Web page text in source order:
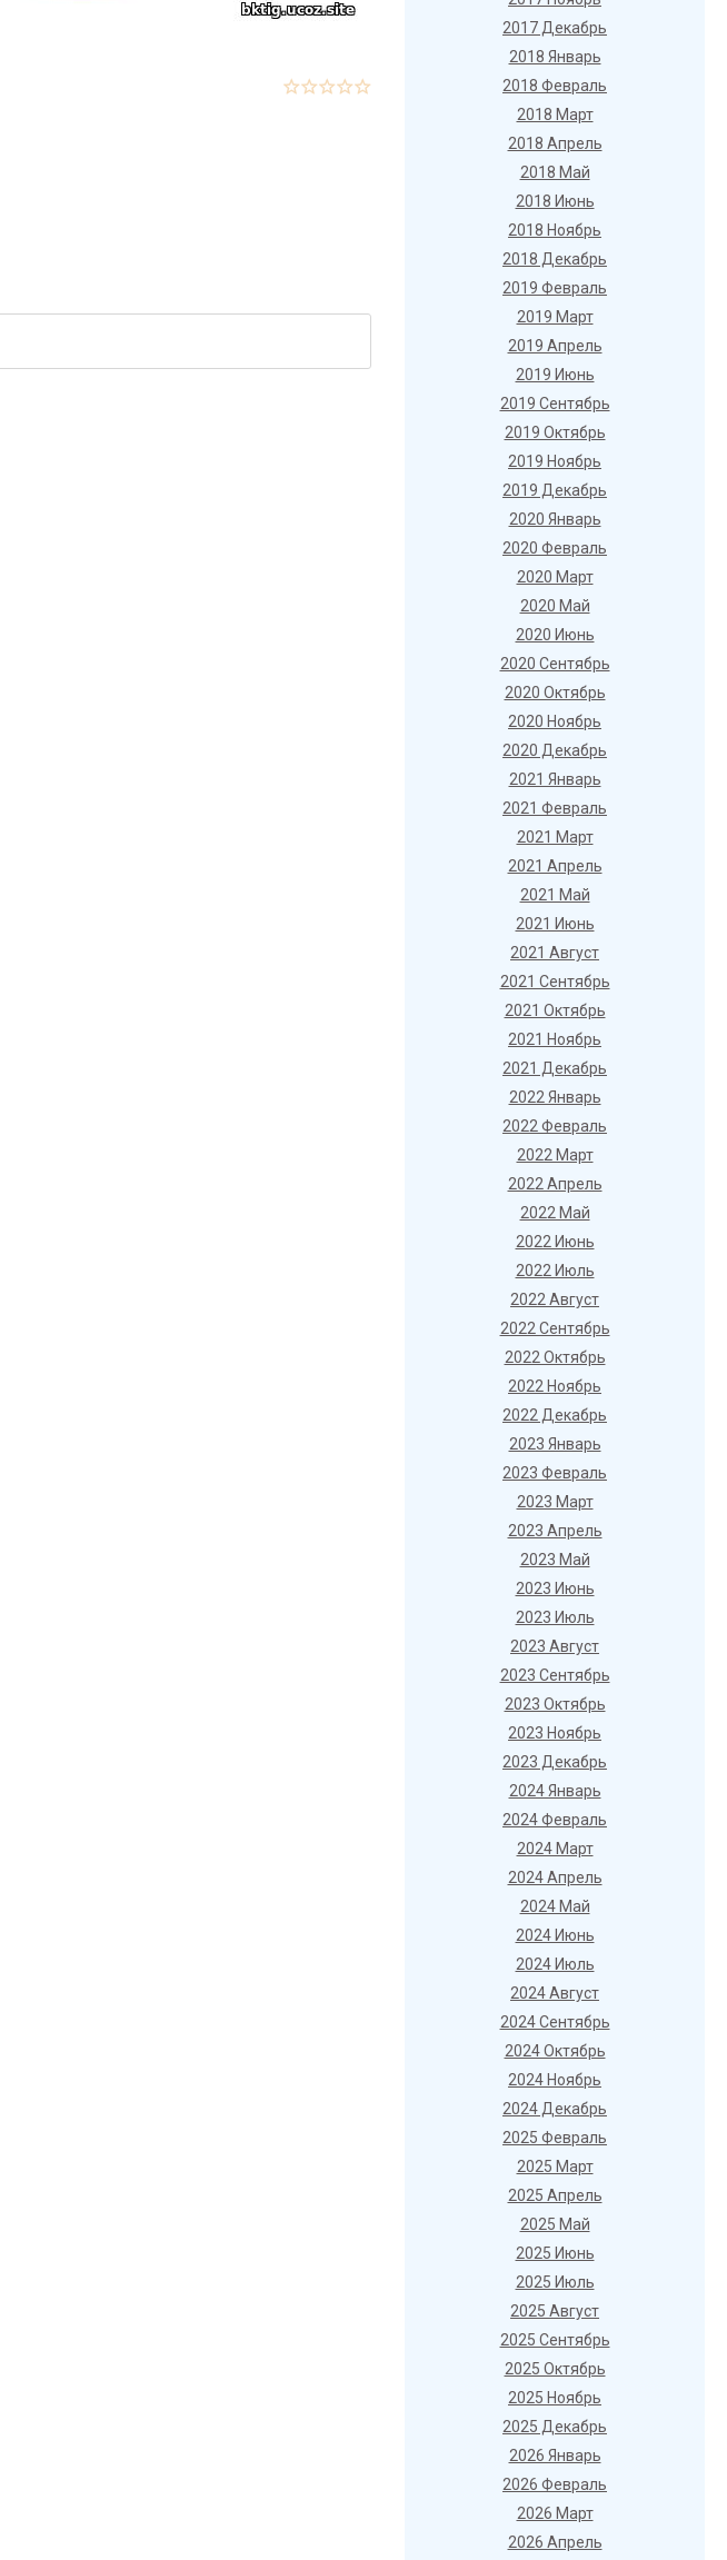
2017 Декабрь
2018 Январь
2018 Февраль
2018 Март
2018 Апрель
2018 Май
2018 Июнь
2018 Ноябрь
2018 Декабрь
2019 Февраль
2019 Март
2019 Апрель
2019 Июнь
2019 Сентябрь
2019 Октябрь
2019 Ноябрь
2019 Декабрь
2020 Январь
2020 Февраль
2020 Март
2020 Май
2020 Июнь
2020 Сентябрь
2020 Октябрь
2020 Ноябрь
2020 Декабрь
2021 Январь
2021 Февраль
2021 Март
2021 Апрель
2021 Май
2021 Июнь
2021 Август
2021 Сентябрь
2021 Октябрь
2021 Ноябрь
2021 Декабрь
2022 Январь
2022 Февраль
2022 Март
2022 Апрель
2022 Май
2022 Июнь
2022 Июль
2022 Август
2022 Сентябрь
2022 Октябрь
2022 Ноябрь
2022 Декабрь
2023 Январь
2023 Февраль
2023 Март
2023 Апрель
2023 Май
2023 Июнь
2023 Июль
2023 Август
2023 Сентябрь
2023 Октябрь
2023 Ноябрь
2023 Декабрь
2024 Январь
2024 Февраль
2024 Март
2024 Апрель
2024 Май
2024 Июнь
2024 Июль
2024 Август
2024 Сентябрь
2024 Октябрь
2024 Ноябрь
2024 Декабрь
2025 Февраль
2025 Март
2025 Апрель
2025 Май
2025 Июнь
2025 Июль
2025 Август
2025 Сентябрь
2025 Октябрь
2025 Ноябрь
2025 Декабрь
2026 Январь
2026 Февраль
2026 Март
2026 Апрель